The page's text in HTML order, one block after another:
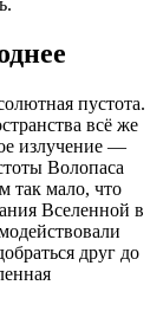
пустота.
всё же
излучение —
Волопаса
так мало, что
Вселенной в
друг до